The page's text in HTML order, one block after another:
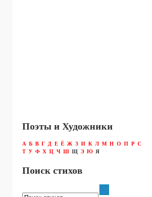
Поэты и Художники
А Б В Г Д Е Ё Ж З И К Л М Н О П Р С
Т У Ф Х Ц Ч Ш Щ Э Ю Я
Поиск стихов